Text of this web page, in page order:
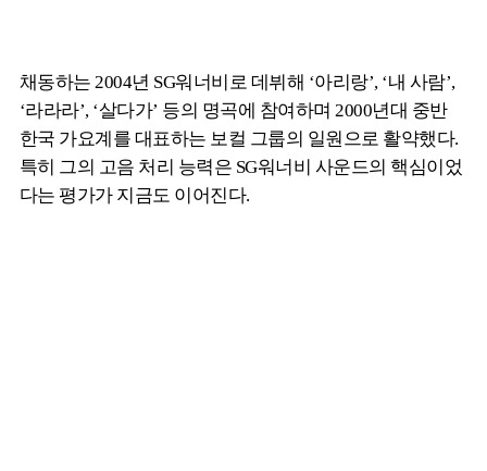
채동하는 2004년 SG워너비로 데뷔해 ‘아리랑’, ‘내 사람’,
‘라라라’, ‘살다가’ 등의 명곡에 참여하며 2000년대 중반
한국 가요계를 대표하는 보컬 그룹의 일원으로 활약했다.
특히 그의 고음 처리 능력은 SG워너비 사운드의 핵심이었
다는 평가가 지금도 이어진다.